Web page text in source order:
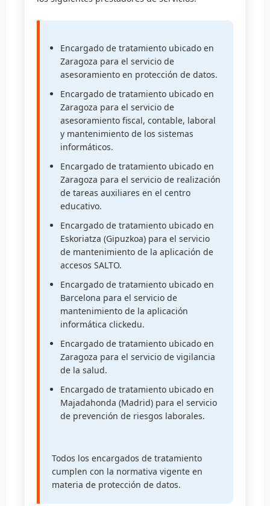
Encargado de tratamiento ubicado en
Zaragoza para el servicio de
asesoramiento en protección de datos.
Encargado de tratamiento ubicado en
Zaragoza para el servicio de
asesoramiento fiscal, contable, laboral
y mantenimiento de los sistemas
informáticos.
Encargado de tratamiento ubicado en
Zaragoza para el servicio de realización
de tareas auxiliares en el centro
educativo.
Encargado de tratamiento ubicado en
Eskoriatza (Gipuzkoa) para el servicio
de mantenimiento de la aplicación de
accesos SALTO.
Encargado de tratamiento ubicado en
Barcelona para el servicio de
mantenimiento de la aplicación
informática clickedu.
Encargado de tratamiento ubicado en
Zaragoza para el servicio de vigilancia
de la salud.
Encargado de tratamiento ubicado en
Majadahonda (Madrid) para el servicio
de prevención de riesgos laborales.
Todos los encargados de tratamiento
cumplen con la normativa vigente en
materia de protección de datos.